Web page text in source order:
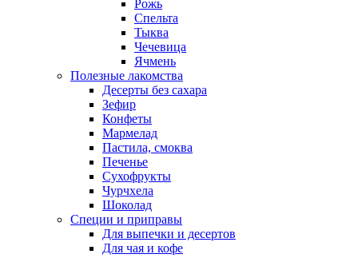
Рожь
Спельта
Тыква
Чечевица
Ячмень
Полезные лакомства
Десерты без сахара
Зефир
Конфеты
Мармелад
Пастила, смоква
Печенье
Сухофрукты
Чурчхела
Шоколад
Специи и приправы
Для выпечки и десертов
Для чая и кофе